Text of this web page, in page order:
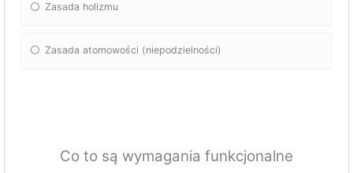
Zasada holizmu
Zasada atomowości (niepodzielności)
Co to są wymagania funkcjonalne